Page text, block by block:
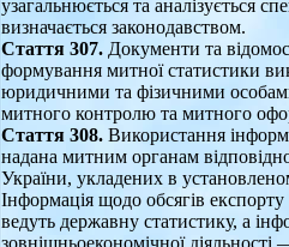
узагальнюється та аналізується
визначається законодавством.
Стаття 307. Документи та
формування митної статистики
юридичними та фізичними
митного контролю та митного
Стаття 308. Використання
надана митним органам
України, укладених в
Iнформація щодо обсягів
ведуть державну статистику, а
зовнішньоекономічної діяльності